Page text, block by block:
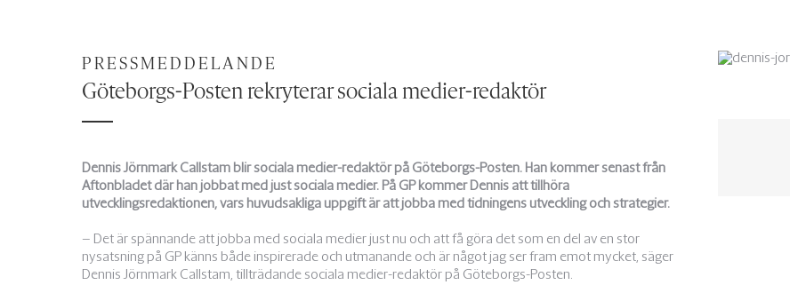
PRESSMEDDELANDE
Göteborgs-Posten rekryterar sociala medier-redaktör
Dennis Jörnmark Callstam blir sociala medier-redaktör på Göteborgs-Posten. Han kommer senast från
Aftonbladet där han jobbat med just sociala medier. På GP kommer Dennis att tillhöra
utvecklingsredaktionen, vars huvudsakliga uppgift är att jobba med tidningens utveckling och strategier.
– Det är spännande att jobba med sociala medier just nu och att få göra det som en del av en stor
nysatsning på GP känns både inspirerade och utmanande och är något jag ser fram emot mycket, säger
Dennis Jörnmark Callstam, tillträdande sociala medier-redaktör på Göteborgs-Posten.